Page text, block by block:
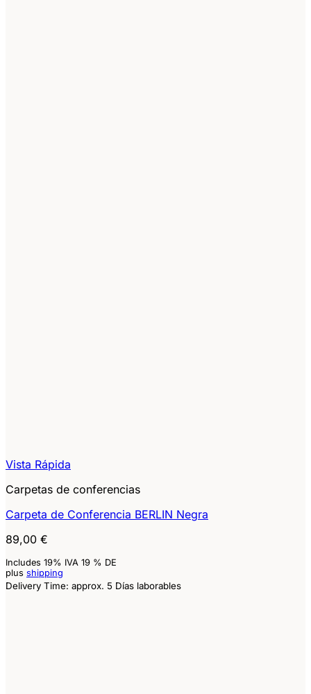
Vista Rápida
Carpetas de conferencias
Carpeta de Conferencia BERLIN Negra
89,00 €
Includes 19% IVA 19 % DE
plus shipping
Delivery Time: approx. 5 Días laborables